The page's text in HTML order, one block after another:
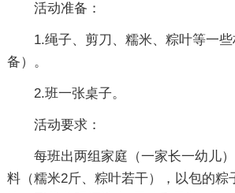
活动准备：
1.绳子、剪刀、糯米、粽叶等一
备）。
2.班一张桌子。
活动要求：
每班出两组家庭（一家长一幼儿
料（糯米2斤、粽叶若干），以包的粽